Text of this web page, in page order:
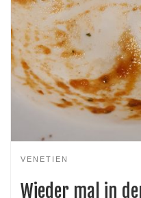
VENETIEN
Wieder mal in